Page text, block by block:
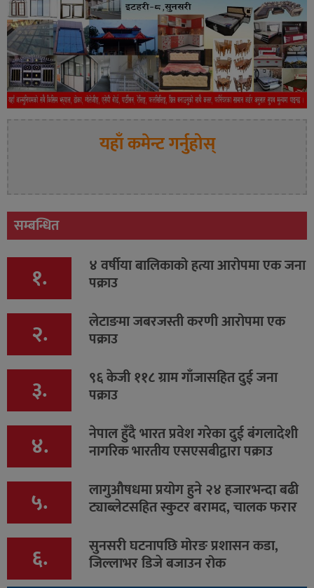
यहाँ कमेन्ट गर्नुहोस्
सम्बन्धित
१. ४ वर्षीया बालिकाको हत्या आरोपमा एक जना
पक्राउ
२. लेटाङमा जबरजस्ती करणी आरोपमा एक
पक्राउ
३. ९६ केजी ११८ ग्राम गाँजासहित दुई जना
पक्राउ
४. नेपाल हुँदै भारत प्रवेश गरेका दुई बंगलादेशी
नागरिक भारतीय एसएसबीद्वारा पक्राउ
५. लागुऔषधमा प्रयोग हुने २४ हजारभन्दा बढी
ट्याब्लेटसहित स्कुटर बरामद, चालक फरार
६. सुनसरी घटनापछि मोरङ प्रशासन कडा,
जिल्लाभर डिजे बजाउन रोक